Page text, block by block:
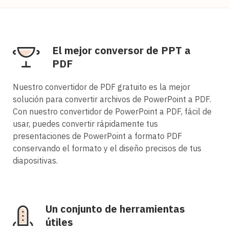
El mejor conversor de PPT a
PDF
Nuestro convertidor de PDF gratuito es la mejor
solución para convertir archivos de PowerPoint a PDF.
Con nuestro convertidor de PowerPoint a PDF, fácil de
usar, puedes convertir rápidamente tus
presentaciones de PowerPoint a formato PDF
conservando el formato y el diseño precisos de tus
diapositivas.
Un conjunto de herramientas
útiles